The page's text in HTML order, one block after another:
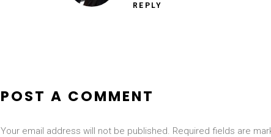
REPLY
POST A COMMENT
Your email address will not be published. Required fields are